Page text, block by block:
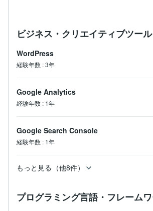
ビジネス・クリエイティブツール
WordPress
経験年数 :3年
Google Analytics
経験年数 : 1年
Google Search Console
経験年数 : 1年
もっと見る（他8件）
プログラミング言語・フレーム